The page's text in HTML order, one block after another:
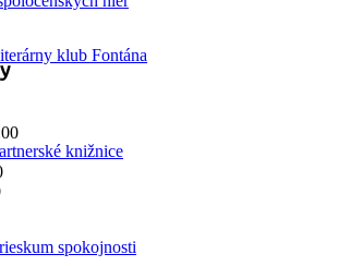
klub Fontána
knižnice
spokojnosti